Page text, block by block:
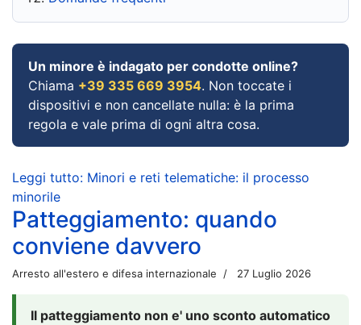
Un minore è indagato per condotte online?
Chiama +39 335 669 3954. Non toccate i
dispositivi e non cancellate nulla: è la prima
regola e vale prima di ogni altra cosa.
Leggi tutto: Minori e reti telematiche: il processo
minorile
Patteggiamento: quando
conviene davvero
Arresto all'estero e difesa internazionale 27 Luglio 2026
Il patteggiamento non e' uno sconto automatico